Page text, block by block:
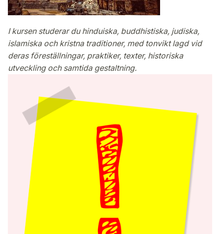
I kursen studerar du hinduiska, buddhistiska, judiska,
islamiska och kristna traditioner, med tonvikt lagd vid
deras föreställningar, praktiker, texter, historiska
utveckling och samtida gestaltning.